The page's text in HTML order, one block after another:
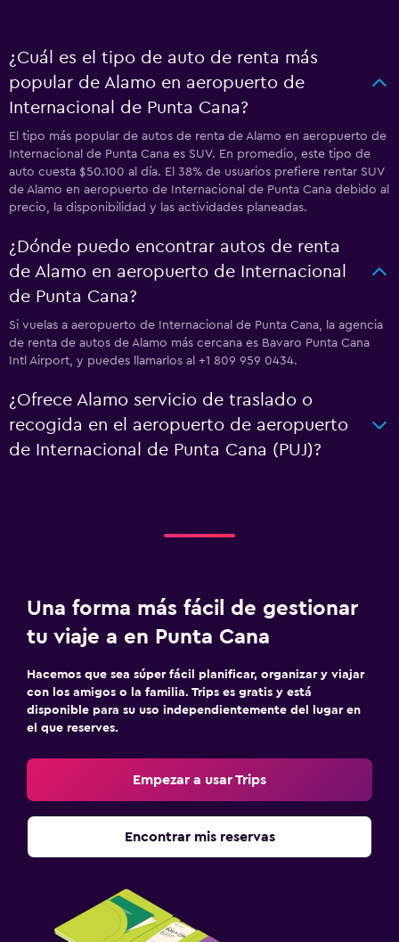
¿Cuál es el tipo de auto de renta más
popular de Alamo en aeropuerto de
Internacional de Punta Cana?
El tipo más popular de autos de renta de Alamo en aeropuerto de
Internacional de Punta Cana es SUV. En promedio, este tipo de
auto cuesta $50.100 al día. El 38% de usuarios prefiere rentar SUV
de Alamo en aeropuerto de Internacional de Punta Cana debido al
precio, la disponibilidad y las actividades planeadas.
¿Dónde puedo encontrar autos de renta
de Alamo en aeropuerto de Internacional
de Punta Cana?
Si vuelas a aeropuerto de Internacional de Punta Cana, la agencia
de renta de autos de Alamo más cercana es Bavaro Punta Cana
Intl Airport, y puedes llamarlos al +1 809 959 0434.
¿Ofrece Alamo servicio de traslado o
recogida en el aeropuerto de aeropuerto
de Internacional de Punta Cana (PUJ)?
Una forma más fácil de gestionar
tu viaje a en Punta Cana
Hacemos que sea súper fácil planificar, organizar y viajar
con los amigos o la familia. Trips es gratis y está
disponible para su uso independientemente del lugar en
el que reserves.
Empezar a usar Trips
Encontrar mis reservas